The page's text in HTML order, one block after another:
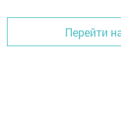
Перейти